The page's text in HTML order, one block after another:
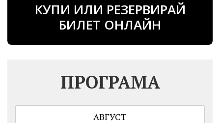
КУПИ ИЛИ РЕЗЕРВИРАЙ
БИЛЕТ ОНЛАЙН
ПРОГРАМА
АВГУСТ